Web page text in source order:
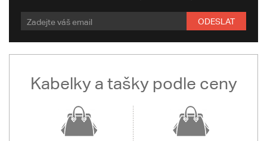
ODESLAT
Kabelky a tašky podle ceny